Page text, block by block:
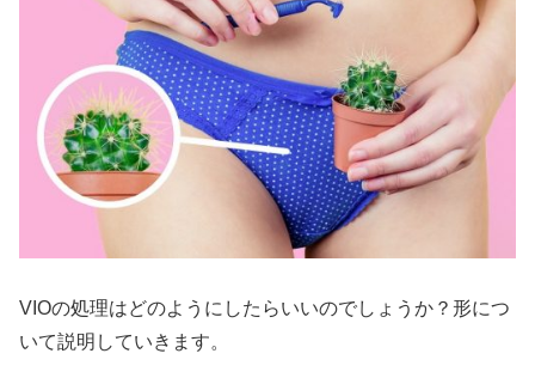
VIOの処理はどのようにしたらいいのでしょうか？形につ
いて説明していきます。